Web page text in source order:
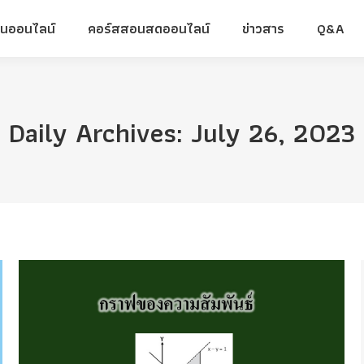
ออนไลน์ คอร์สสอนสดออนไลน์ ข่าวสาร Q&A
Daily Archives: July 26, 2023
ออนไลน์ คอร์สสอนสดออนไลน์ ข่าวสาร Q&A